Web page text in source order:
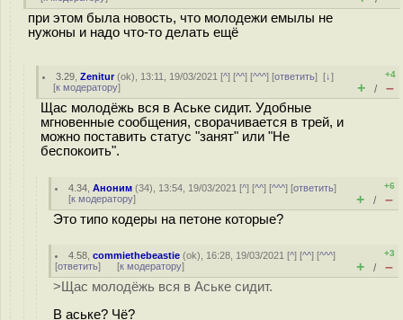
при этом была новость, что молодежи емылы не
нужоны и надо что-то делать ещё
3.29 ,Zenitur(ok), 13:11, 19/03/2021 [^] [^^] [^^^] [ответить][↓]
[к модератору]
+4
+ / –
Щас молодёжь вся в Аське сидит. Удобные
мгновенные сообщения, сворачивается в трей, и
можно поставить статус "занят" или "Не
беспокоить".
4.34 ,Аноним (34), 13:54, 19/03/2021 [^] [^^] [^^^] [ответить]
[к модератору]
+6
+ / –
Это типо кодеры на петоне которые?
4.58 ,commiethebeastie (ok), 16:28, 19/03/2021 [^] [^^] [^^^]
[ответить] [к модератору]
+3
+ / –
>Щас молодёжь вся в Аське сидит.
В аське? Чё?